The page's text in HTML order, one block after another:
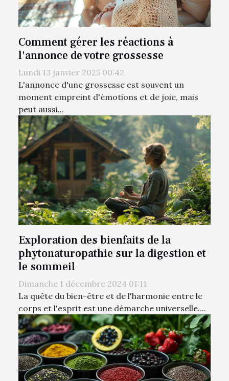
Comment gérer les réactions à
l'annonce de votre grossesse
Lundi 13 janvier 2025 00:42
L'annonce d'une grossesse est souvent un
moment empreint d'émotions et de joie, mais
peut aussi...
Exploration des bienfaits de la
phytonaturopathie sur la digestion et
le sommeil
Dimanche 1 décembre 2024 01:11
La quête du bien-être et de l'harmonie entre le
corps et l'esprit est une démarche universelle....